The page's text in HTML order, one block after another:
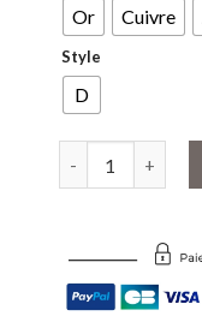
Or Cuivre
Style
D